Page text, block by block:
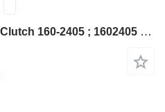
CaterpillarのためのPiston Clutch 160-2405 ; 1602405 Piston Clutch Caterpillar